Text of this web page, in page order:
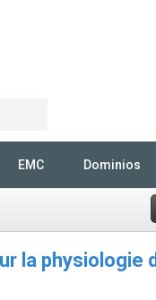
EMC Dominios
la